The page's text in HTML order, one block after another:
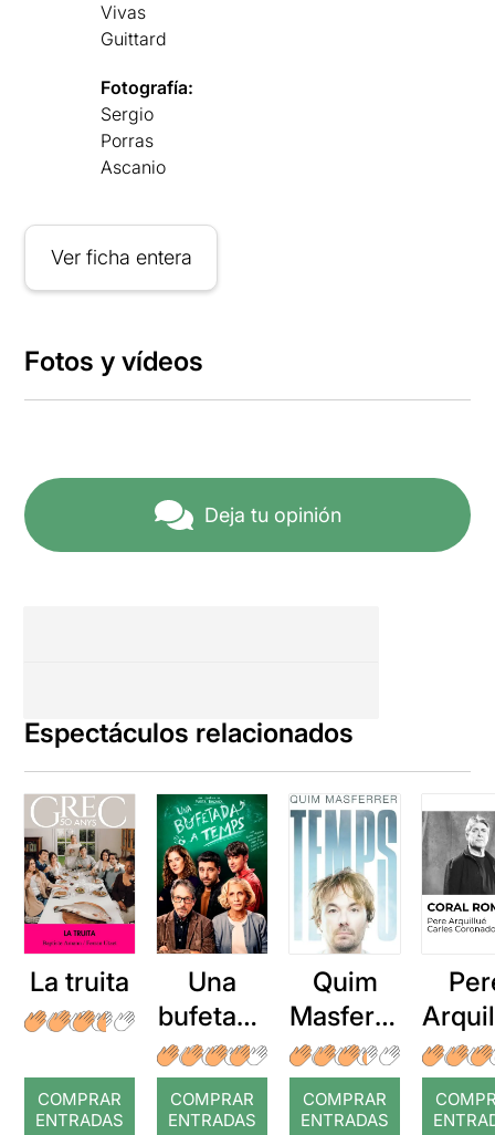
Vivas
Guittard
Fotografía:
Sergio
Porras
Ascanio
Ver ficha entera
Fotos y vídeos
Deja tu opinión
Espectáculos relacionados
La truita
COMPRAR
ENTRADAS
Una
bufetada
a temps
COMPRAR
ENTRADAS
Quim
Masferre
r: Temps
COMPRAR
ENTRADAS
: